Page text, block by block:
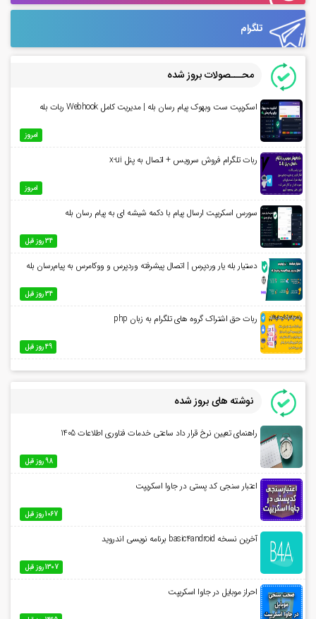
تلگرام
محـــصولات بروز شده
اسکریپت ست وبهوک پیام رسان بله | مدیریت کامل Webhook ربات بله
امروز
ربات تلگرام فروش سرویس + اتصال به پنل x-ui
امروز
سورس اسکریپت ارسال پیام با دکمه شیشه ای به پیام رسان بله
34 روز قبل
دستیار بله یار وردپرس | اتصال پیشرفته وردپرس و ووکامرس به پیام‌رسان بله
34 روز قبل
ربات حق اشتراک گروه های تلگرام به زبان php
49 روز قبل
نوشته های بروز شده
راهنمای تعیین نرخ قرار داد ساعتی خدمات فناوری اطلاعات 1405
98 روز قبل
اعتبار سنجی کد پستی در جاوا اسکریپت
1067 روز قبل
آخرین نسخه basic4android برنامه نویسی اندروید
1307 روز قبل
احراز موبایل در جاوا اسکریپت